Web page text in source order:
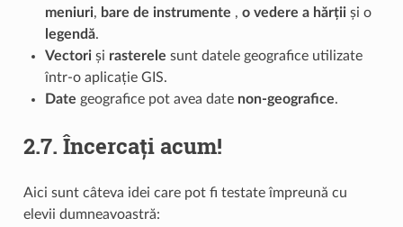
meniuri, bare de instrumente , o vedere a hărțiiși o
legendă.
Vectoriși rasterele sunt datele geografice utilizate
într-o aplicație GIS.
Date geografice pot avea date non-geografice.
2.7. Încercați acum!
Aici sunt câteva idei care pot fi testate împreună cu
elevii dumneavoastră: